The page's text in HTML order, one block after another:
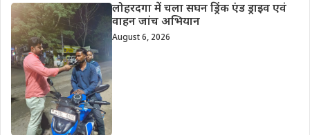
लोहरदगा में चला सघन ड्रिंक एंड ड्राइव एवं
वाहन जांच अभियान
August 6, 2026